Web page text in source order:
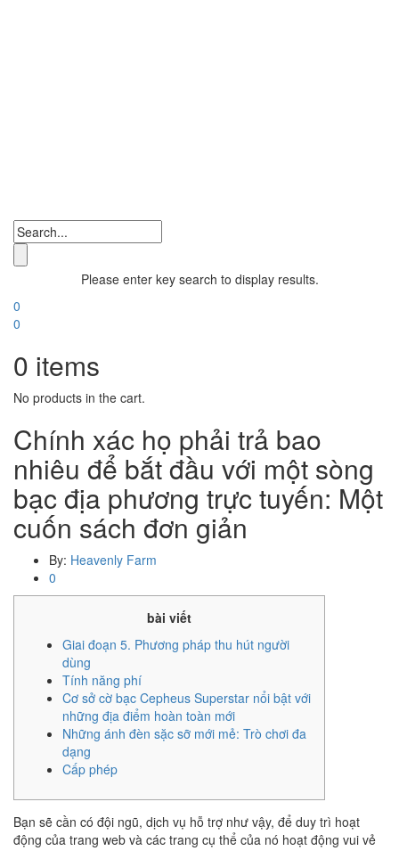
Please enter key search to display results.
0
0
0 items
No products in the cart.
Chính xác họ phải trả bao
nhiêu để bắt đầu với một sòng
bạc địa phương trực tuyến: Một
cuốn sách đơn giản
By: Heavenly Farm
0
bài viết
Giai đoạn 5. Phương pháp thu hút người
dùng
Tính năng phí
Cơ sở cờ bạc Cepheus Superstar nổi bật với
những địa điểm hoàn toàn mới
Những ánh đèn sặc sỡ mới mẻ: Trò chơi đa
dạng
Cấp phép
Bạn sẽ cần có đội ngũ, dịch vụ hỗ trợ như vậy, để duy trì hoạt
động của trang web và các trang cụ thể của nó hoạt động vui vẻ